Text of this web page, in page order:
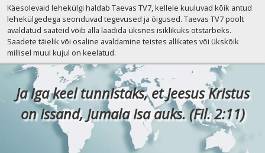
Käesolevaid lehekülgi haldab Taevas TV7, kellele kuuluvad kõik antud
lehekülgedega seonduvad tegevused ja õigused. Taevas TV7 poolt
avaldatud saateid võib alla laadida üksnes isiklikuks otstarbeks.
Saadete täielik või osaline avaldamine teistes allikates või ükskõik
millisel muul kujul on keelatud.
Ja iga keel tunnistaks, et Jeesus Kristus
on Issand, Jumala Isa auks. (Fil. 2:11)